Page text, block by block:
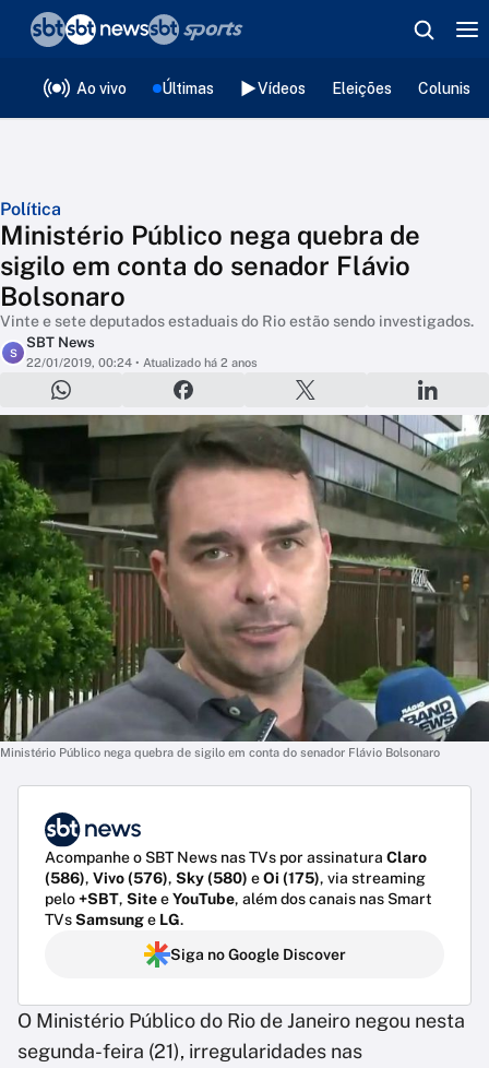
Ao vivo Últimas Vídeos Eleições
Política
Ministério Público nega quebra de
sigilo em conta do senador Flávio
Bolsonaro
Vinte e sete deputados estaduais do Rio estão sendo investigados.
S
SBT News
22/01/2019, 00:24 • Atualizado há 2 anos
Ministério Público nega quebra de sigilo em conta do senador Flávio Bolsonaro
Acompanhe o SBT News nas TVs por assinatura Claro
(586), Vivo (576), Sky (580) eOi (175), via streaming
pelo+SBT, SiteeYouTube, além dos canais nas Smart
TVsSamsunge LG.
Siga no Google Discover
O Ministério Público do Rio de Janeiro negou nesta
segunda-feira (21), irregularidades nas
❮voltar
Editorias